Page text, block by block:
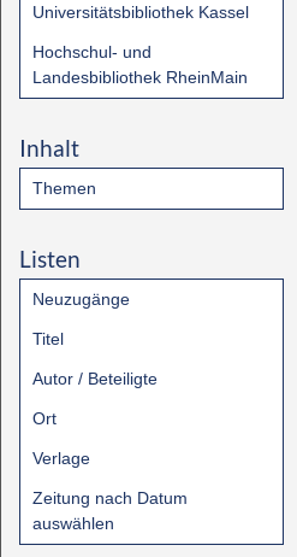
Universitätsbibliothek Kassel
Hochschul- und
Landesbibliothek RheinMain
Inhalt
Themen
Listen
Neuzugänge
Titel
Autor / Beteiligte
Ort
Verlage
Zeitung nach Datum
auswählen